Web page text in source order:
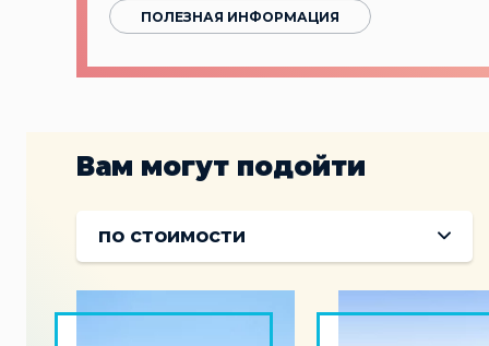
ПОЛЕЗНАЯ ИНФОРМАЦИЯ
Вам могут подойти
по стоимости